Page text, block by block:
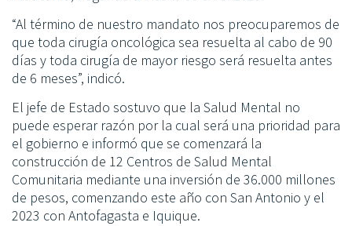
“Al término de nuestro mandato nos preocuparemos de
que toda cirugía oncológica sea resuelta al cabo de 90
días y toda cirugía de mayor riesgo será resuelta antes
de 6 meses”, indicó.
El jefe de Estado sostuvo que la Salud Mental no
puede esperar razón por la cual será una prioridad para
el gobierno e informó que se comenzará la
construcción de 12 Centros de Salud Mental
Comunitaria mediante una inversión de 36.000 millones
de pesos, comenzando este año con San Antonio y el
2023 con Antofagasta e Iquique.